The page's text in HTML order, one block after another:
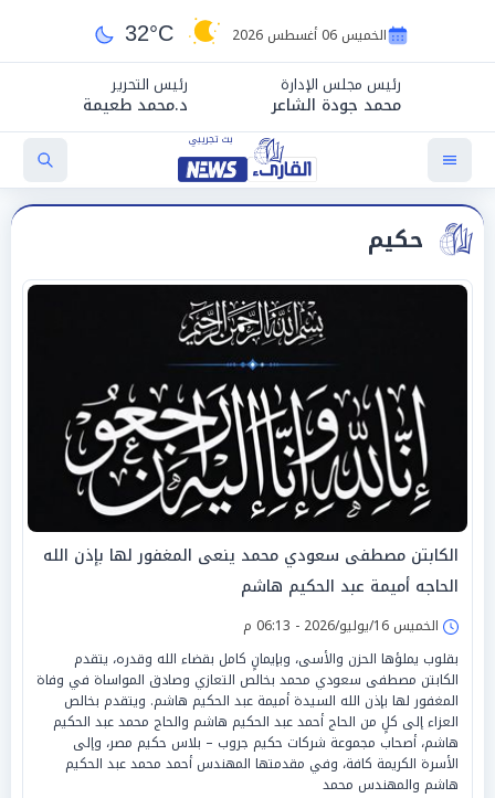
الخميس 06 أغسطس 2026 32°C
رئيس مجلس الإدارة
محمد جودة الشاعر
رئيس التحرير
د.محمد طعيمة
حكيم
الكابتن مصطفى سعودي محمد ينعى المغفور لها بإذن الله
الحاجه أميمة عبد الحكيم هاشم
الخميس 16/يوليو/2026 - 06:13 م
بقلوب يملؤها الحزن والأسى، وبإيمانٍ كامل بقضاء الله وقدره، يتقدم
الكابتن مصطفى سعودي محمد بخالص التعازي وصادق المواساة في وفاة
المغفور لها بإذن الله السيدة أميمة عبد الحكيم هاشم. ويتقدم بخالص
العزاء إلى كلٍ من الحاج أحمد عبد الحكيم هاشم والحاج محمد عبد الحكيم
هاشم، أصحاب مجموعة شركات حكيم جروب – بلاس حكيم مصر، وإلى
الأسرة الكريمة كافة، وفي مقدمتها المهندس أحمد محمد عبد الحكيم
هاشم والمهندس محمد